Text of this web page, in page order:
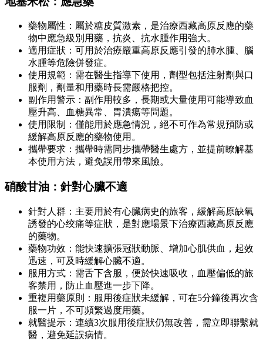
藥物屬性：屬於糖皮質激素，是治療西藏高原反應的藥
物中應急級別用藥，抗炎、抗水腫作用強大。
適用症狀：可用於治療嚴重高原反應引發的肺水腫、腦
水腫等危險併發症。
使用規範：需在醫生指導下使用，劑型包括注射劑與口
服劑，劑量和用藥時長需嚴格把控。
副作用警示：副作用較多，長期或大量使用可能導致血
壓升高、血糖異常、胃潰瘍等問題。
使用限制：僅能用於應急情況，絕不可作為常規預防或
緩解高原反應的藥物使用。
攜帶要求：攜帶時需同步攜帶醫生處方，並提前瞭解基
本使用方法，避免誤用帶來風險。
硝酸甘油：針對心臟不適
針對人群：主要用於有心臟病史的旅客，緩解高原缺氧
誘發的心绞痛等症狀，是對應場景下治療西藏高原反應
的藥物。
藥物功效：能快速擴張冠狀動脈、增加心肌供血，起效
迅速，可及時緩解心臟不適。
服用方式：需舌下含服，便於快速吸收，血壓偏低的旅
客禁用，防止血壓進一步下降。
重複用藥原則：服用後症狀未緩解，可在5分鐘後再次含
服一片，不可頻繁過度用藥。
就醫提示：連續3次服用後症狀仍無改善，需立即聯繫就
醫，避免延誤病情。